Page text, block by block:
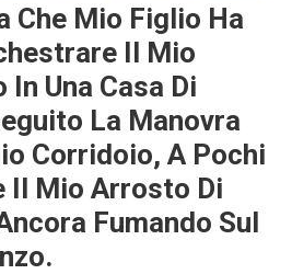
Che Mio Figlio Ha
Il Mio
Una Casa Di
La Manovra
Corridoio, A Pochi
Il Mio Arrosto Di
Fumando Sul